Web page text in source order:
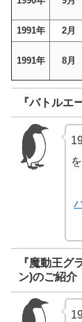
1991年 2月
1991年 8月
『バトルエ
『魔動王グ
ン)のご紹介